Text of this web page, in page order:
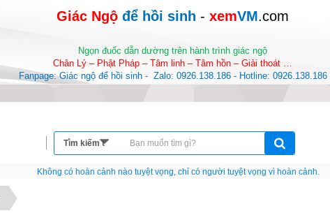
Giác Ngộ để hồi sinh - xemVM.com
Ngọn đuốc dẫn dường trên hành trình giác ngộ
Chân Lý – Phật Pháp – Tâm linh – Tâm hồn – Giải thoát …
Fanpage: Giác ngộ để hồi sinh -  Zalo: 0926.138.186 - Hotline: 0926.138.186
Nếu như không chịu học tập thì cho dù đi vạn dặm đường cũng chỉ là anh đưa thư.